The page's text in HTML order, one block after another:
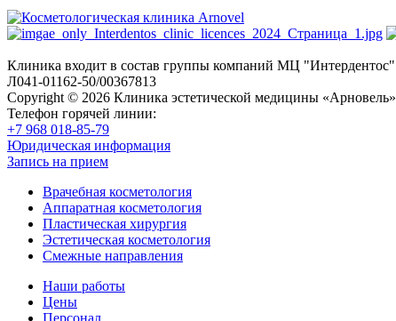
Клиника входит в состав группы компаний МЦ "Интердентос"
Л041-01162-50/00367813
Copyright © 2026 Клиника эстетической медицины «Арновель»
Телефон горячей линии:
+7 968 018-85-79
Юридическая информация
Запись на прием
Врачебная косметология
Аппаратная косметология
Пластическая хирургия
Эстетическая косметология
Смежные направления
Наши работы
Цены
Персонал